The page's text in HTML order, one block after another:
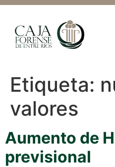
Etiqueta:
valores
Aumento de
previsional